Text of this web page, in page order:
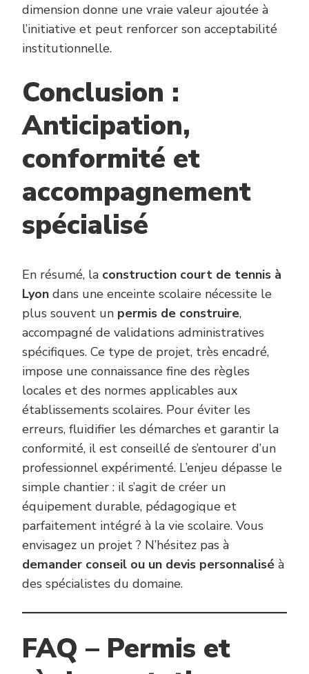
dimension donne une vraie valeur ajoutée à
l’initiative et peut renforcer son acceptabilité
institutionnelle.
Conclusion :
Anticipation,
conformité et
accompagnement
spécialisé
En résumé, la construction court de tennis à
Lyon dans une enceinte scolaire nécessite le
plus souvent un permis de construire,
accompagné de validations administratives
spécifiques. Ce type de projet, très encadré,
impose une connaissance fine des règles
locales et des normes applicables aux
établissements scolaires. Pour éviter les
erreurs, fluidifier les démarches et garantir la
conformité, il est conseillé de s’entourer d’un
professionnel expérimenté. L’enjeu dépasse le
simple chantier : il s’agit de créer un
équipement durable, pédagogique et
parfaitement intégré à la vie scolaire. Vous
envisagez un projet ? N’hésitez pas à
demander conseil ou un devis personnalisé à
des spécialistes du domaine.
FAQ – Permis et